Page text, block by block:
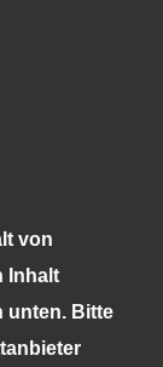
von
Inhalt
unten. Bitte